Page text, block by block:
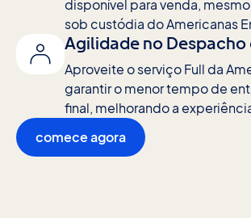
disponível para venda,
sob custódia do Americanas
Agilidade no Despacho
Aproveite o serviço Full da
garantir o menor tempo de
final, melhorando a
comece agora